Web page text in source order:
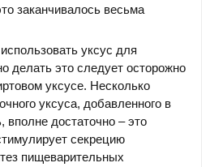
заканчивалось весьма
уксус для
делать это следует осторожно
уксусе. Несколько
уксуса, добавленного в
достаточно – это
секрецию
пищеварительных